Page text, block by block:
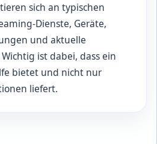
sich an typischen
Dienste, Geräte,
und aktuelle
ist dabei, dass ein
bietet und nicht nur
liefert.